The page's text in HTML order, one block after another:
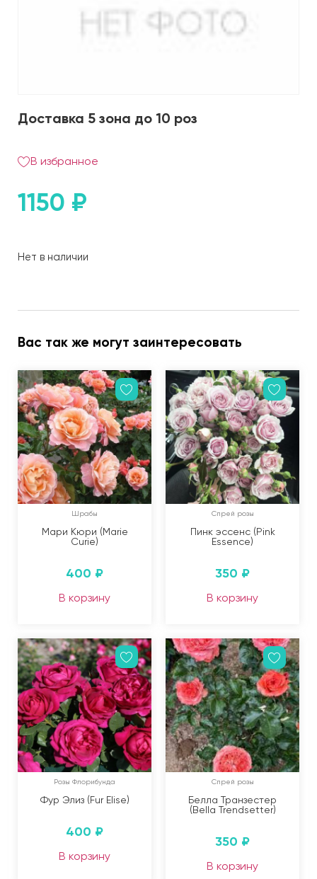
Доставка 5 зона до 10 роз
В избранное
1150 ₽
Нет в наличии
Вас так же могут заинтересовать
Шрабы
Мари Кюри (Marie
Curie)
400 ₽
В корзину
Спрей розы
Пинк эссенс (Pink
Essence)
350 ₽
В корзину
Розы Флорибунда
Фур Элиз (Fur Elise)
400 ₽
В корзину
Спрей розы
Белла Транзестер
(Bella Trendsetter)
350 ₽
В корзину